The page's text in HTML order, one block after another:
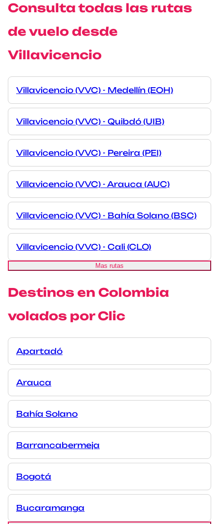
Consulta todas las rutas
de vuelo desde
Villavicencio
Villavicencio (VVC) - Medellín (EOH)
Villavicencio (VVC) - Quibdó (UIB)
Villavicencio (VVC) - Pereira (PEI)
Villavicencio (VVC) - Arauca (AUC)
Villavicencio (VVC) - Bahía Solano (BSC)
Villavicencio (VVC) - Cali (CLO)
Mas rutas
Destinos en Colombia
volados por Clic
Apartadó
Arauca
Bahía Solano
Barrancabermeja
Bogotá
Bucaramanga